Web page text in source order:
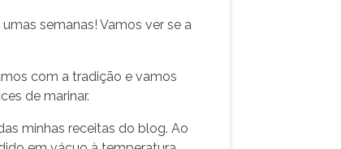
semanas! Vamos ver se a
com a tradição e vamos
de marinar.
minhas receitas do blog. Ao